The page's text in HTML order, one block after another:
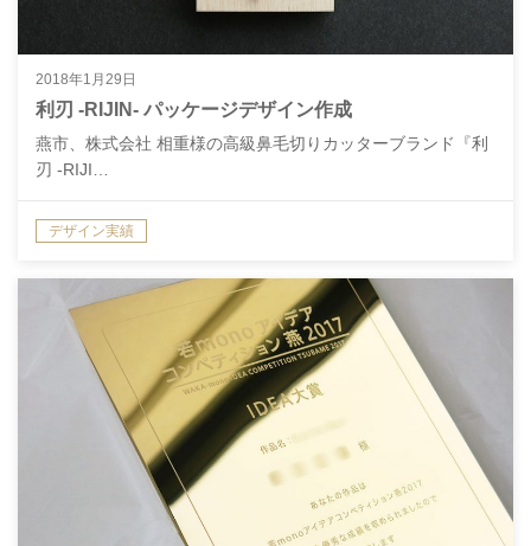
2018年1月29日
利刃 -RIJIN- パッケージデザイン作成
燕市、株式会社 相重様の高級鼻毛切りカッターブランド『利
刃 -RIJI…
デザイン実績